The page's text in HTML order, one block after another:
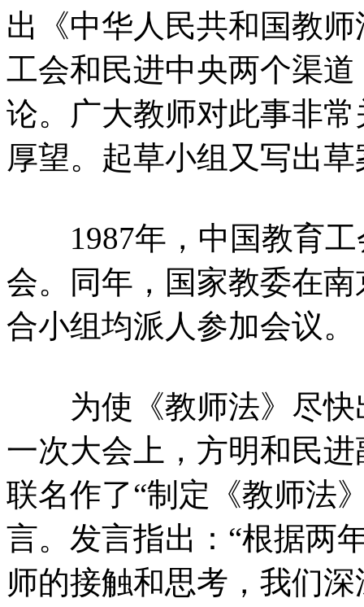
出《中华人民共和国教
工会和民进中央两个渠
论。广大教师对此事非
厚望。起草小组又写出
1987年，中国教育工
会。同年，国家教委在
合小组均派人参加会议。
为使《教师法》尽快
一次大会上，方明和民
联名作了“制定《教师法
言。发言指出：“根据两
师的接触和思考，我们